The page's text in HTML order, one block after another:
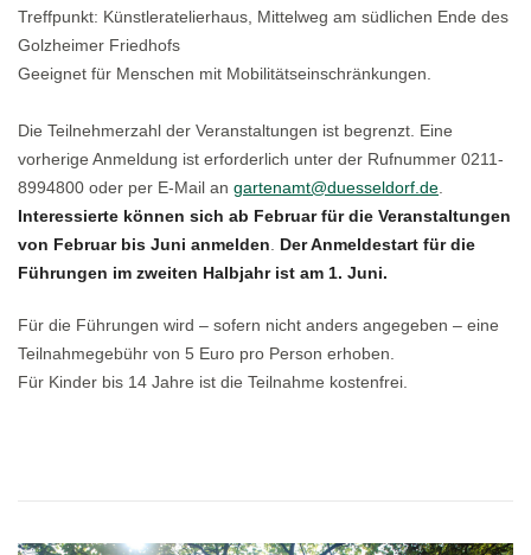
Treffpunkt: Künstleratelierhaus, Mittelweg am südlichen Ende des
Golzheimer Friedhofs
Geeignet für Menschen mit Mobilitätseinschränkungen.
Die Teilnehmerzahl der Veranstaltungen ist begrenzt. Eine
vorherige Anmeldung ist erforderlich unter der Rufnummer 0211-
8994800 oder per E-Mail an gartenamt@duesseldorf.de
Interessierte können sich ab Februar für die Veranstaltungen
von Februar bis Juni anmelden
Der Anmeldestart für die
Führungen im zweiten Halbjahr ist am 1. Juni.
Für die Führungen wird – sofern nicht anders angegeben – eine
Teilnahmegebühr von 5 Euro pro Person erhoben.
Für Kinder bis 14 Jahre ist die Teilnahme kostenfrei.